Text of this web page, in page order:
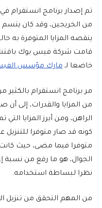
من الخريجين، وقد كان يتسم
ينقصه المزايا المتوفرة به
خاضعا لـ مارك مؤسس
مر برنامج انستقرام بالكثير
من المزايا والقدرات، إلى
الراهن، ومن أبرز المزايا
كونه قد صار متوفرا للتنزيل
متوفرا فيما مضى، حيث
الجوال، هو ما رفع من نسبة
نظرا لبساطة استخدامه.
من المهم التحقق من تنزيل